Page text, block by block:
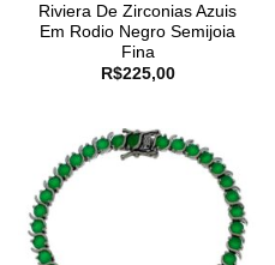
Riviera De Zirconias Azuis
Em Rodio Negro Semijoia
Fina
R$225,00